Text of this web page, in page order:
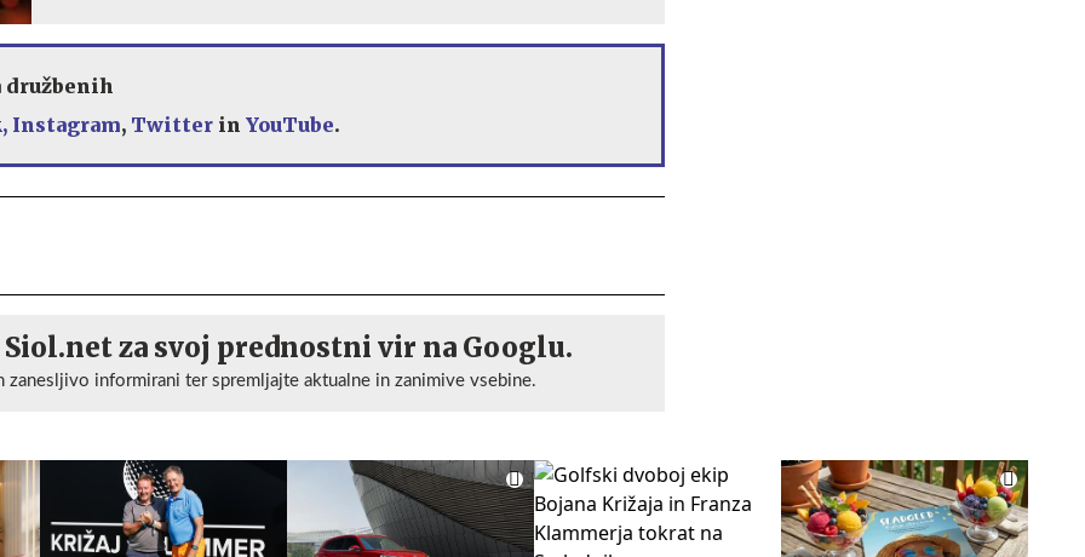
družbenih
Instagram, Twitter in YouTube.
za svoj prednostni vir na Googlu.
zanesljivo informirani ter spremljajte aktualne in zanimive vsebine.